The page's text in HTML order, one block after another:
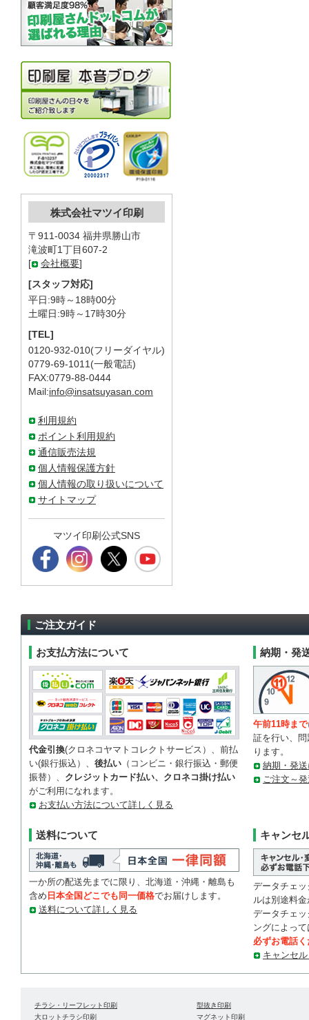
株式会社マツイ印刷
〒911-0034 福井県勝山市
滝波町1丁目607-2
[
会社概要]
[スタッフ対応]
平日:9時～18時00分
土曜日:9時～17時30分
[TEL]
0120-932-010(フリーダイヤル)
0779-69-1011(一般電話)
FAX:0779-88-0444
Mail:info@insatsuyasan.com
利用規約
ポイント利用規約
通信販売法規
個人情報保護方針
個人情報の取り扱いについて
サイトマップ
マツイ印刷公式SNS
ご注文ガイド
お支払方法について
代金引換(クロネコヤマトコレクトサービス）、前払
い(銀行振込）、 後払い （コンビニ・銀行振込・郵便
振替）、 クレジットカード払い、クロネコ掛け払い
がご利用になれます。
お支払い方法について詳しく見る
送料について
一か所の配送先までに限り、北海道・沖縄・離島も
含め 日本全国どこでも同一価格でお届けします。
送料について詳しく見る
納期・発
午前11時まで
証を行い、
ります。
納期・発
ご注文～
キャンセ
データチェ
ルは別途料
データチェ
ングによっ
必ずお電話
キャンセ
チラシ・リーフレット印刷
大ロットチラシ印刷
型抜き印刷
マグネット印刷